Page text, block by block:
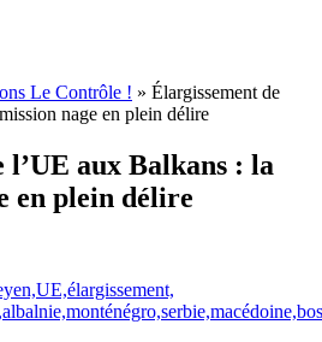
Le Contrôle ! » Élargissement de
nage en plein délire
l’UE aux Balkans : la
en plein délire